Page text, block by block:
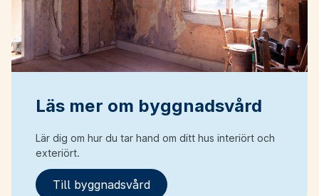
Läs mer om byggnadsvård
Lär dig om hur du tar hand om ditt hus interiört och
exteriört.
Till byggnadsvård